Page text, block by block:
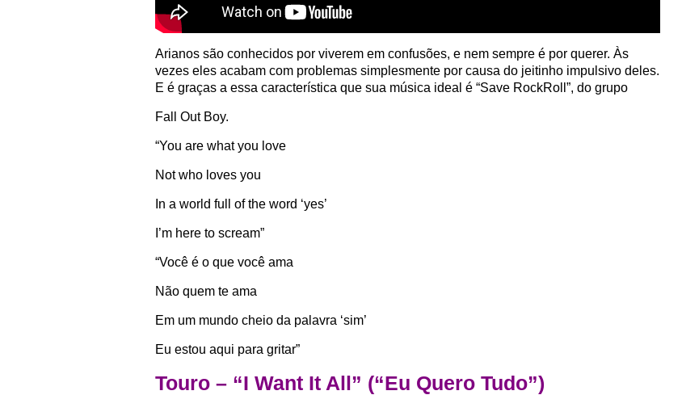
Arianos são conhecidos por viverem em confusões, e nem sempre é por querer. Às
vezes eles acabam com problemas simplesmente por causa do jeitinho impulsivo deles.
E é graças a essa característica que sua música ideal é “Save RockRoll”, do grupo
Fall Out Boy.
“You are what you love
Not who loves you
In a world full of the word ‘yes’
I’m here to scream”
“Você é o que você ama
Não quem te ama
Em um mundo cheio da palavra ‘sim’
Eu estou aqui para gritar”
Touro – “I Want It All” (“Eu Quero Tudo”)